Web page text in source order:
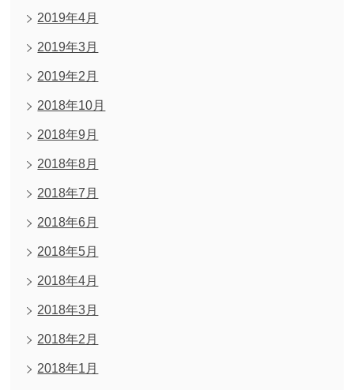
2019年4月
2019年3月
2019年2月
2018年10月
2018年9月
2018年8月
2018年7月
2018年6月
2018年5月
2018年4月
2018年3月
2018年2月
2018年1月